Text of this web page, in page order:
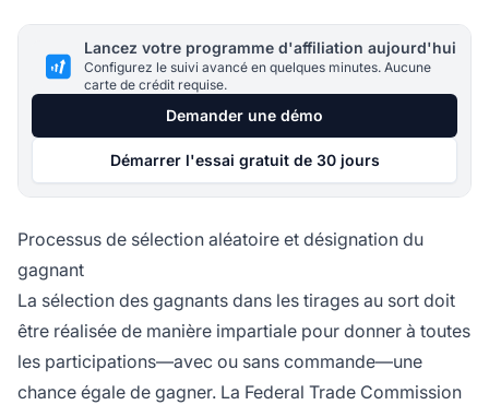
Lancez votre programme d'affiliation aujourd'hui
Configurez le suivi avancé en quelques minutes. Aucune
carte de crédit requise.
Demander une démo
Démarrer l'essai gratuit de 30 jours
Processus de sélection aléatoire et désignation du
gagnant
La sélection des gagnants dans les tirages au sort doit
être réalisée de manière impartiale pour donner à toutes
les participations—avec ou sans commande—une
chance égale de gagner. La Federal Trade Commission